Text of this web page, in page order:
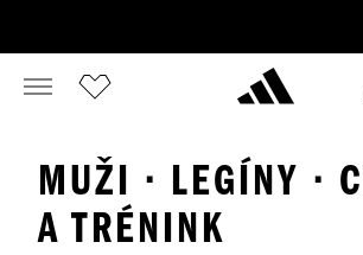
MUŽI · LEGÍNY ·
A TRÉNINK